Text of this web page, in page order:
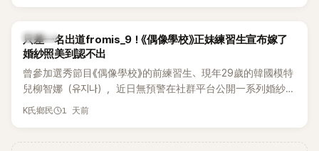
K-POP
只差一名出道fromis_9！《偶像學校》正妹練習生宣布嫁了
婚紗照美到認不出
曾參加選秀節目《偶像學校》的前練習生、現年29歲的韓國模特
兒柳智娜（유지나），近日無預警在社群平台公開一系列婚紗
照，親自宣布即將步入婚姻，消息曝光後讓不少曾追看節目的
K氏鄉民 1 天前